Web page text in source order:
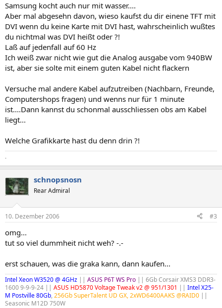
Samsung kocht auch nur mit wasser....
Aber mal abgesehn davon, wieso kaufst du dir einene TFT mit
DVI wenn du keine Karte mit DVI hast, wahrscheinlich wußtes
du nichtmal was DVI heißt oder ?!
Laß auf jedenfall auf 60 Hz
Ich weiß zwar nicht wie gut die Analog ausgabe vom 940BW
ist, aber sie solte mit einem guten Kabel nicht flackern
Versuche mal andere Kabel aufzutreiben (Nachbarn, Freunde,
Computershops fragen) und wenns nur für 1 minute
ist....Dann kannst du schonmal ausschliessen obs am Kabel
liegt...
Welche Grafikkarte hast du denn drin ?!
.
schnopsnosn
Rear Admiral
10. Dezember 2006 #3
omg...
tut so viel dummheit nicht weh? -.-
erst schauen, was die graka kann, dann kaufen...
Intel Xeon W3520 @ 4GHz || ASUS P6T WS Pro || 6Gb Corsair XMS3 DDR3-
1600 9-9-9-24 || ASUS HD5870 Voltage Tweak v2 @ 951/1301 || Intel X25-
M Postville 80Gb, 256Gb SuperTalent UD GX, 2xWD6400AAKS @RAID0 ||
Seasonic M12D 750W